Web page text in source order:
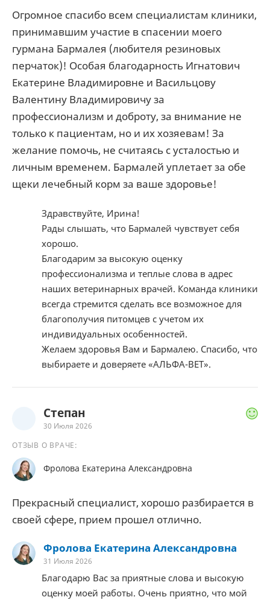
Огромное спасибо всем специалистам клиники,
принимавшим участие в спасении моего
гурмана Бармалея (любителя резиновых
перчаток)! Особая благодарность Игнатович
Екатерине Владимировне и Васильцову
Валентину Владимировичу за
профессионализм и доброту, за внимание не
только к пациентам, но и их хозяевам! За
желание помочь, не считаясь с усталостью и
личным временем. Бармалей уплетает за обе
щеки лечебный корм за ваше здоровье!
Здравствуйте, Ирина!
Рады слышать, что Бармалей чувствует себя
хорошо.
Благодарим за высокую оценку
профессионализма и теплые слова в адрес
наших ветеринарных врачей. Команда клиники
всегда стремится сделать все возможное для
благополучия питомцев с учетом их
индивидуальных особенностей.
Желаем здоровья Вам и Бармалею. Спасибо, что
выбираете и доверяете «АЛЬФА-ВЕТ».
Степан
30 Июля 2026
ОТЗЫВ О ВРАЧЕ:
Фролова Екатерина Александровна
Прекрасный специалист, хорошо разбирается в
своей сфере, прием прошел отлично.
Фролова Екатерина Александровна
31 Июля 2026
Благодарю Вас за приятные слова и высокую
оценку моей работы. Очень приятно, что мой